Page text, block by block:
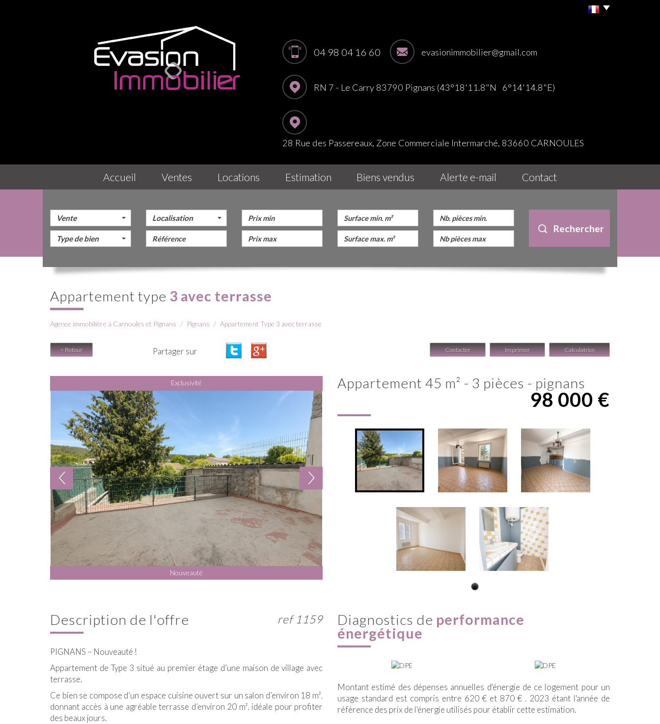
04 98 04 16 60 evasionimmobilier@gmail.com
RN 7 - Le Carry 83790 Pignans (43°18'11.8"N 6°14'14.8"E)
28 Rue des Passereaux, Zone Commerciale Intermarché, 83660 CARNOULES
accueil ventes locations estimation biens vendus alerte e-mail contact
Vente
Type de bien
Localisation
Rechercher
appartement type 3 avec terrasse
Agence immobilière à Carnoules et Pignans Pignans Appartement Type 3 avec terrasse
< Retour Partager sur Contacter Imprimer Calculatrice
Exclusivité
Nouveauté
appartement 45 m² - 3 pièces - pignans
98 000 €
description de l'offre ref 1159
PIGNANS – Nouveauté !
Appartement de Type 3 situé au premier étage d’une maison de village avec
terrasse.
Ce bien se compose d’un espace cuisine ouvert sur un salon d’environ 18 m²,
donnant accès à une agréable terrasse d’environ 20 m², idéale pour profiter
des beaux jours.
diagnostics de performance
énergétique
Montant estimé des dépenses annuelles d'énergie de ce logement pour un
usage standard est compris entre 620 € et 870 € . 2023 étant l'année de
référence des prix de l'énergie utilisés pour établir cette estimation.